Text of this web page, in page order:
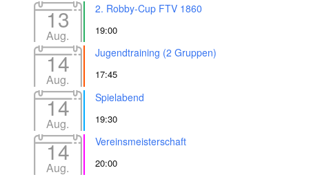
13
Aug.
2. Robby-Cup FTV 1860
19:00
14
Aug.
Jugendtraining (2 Gruppen)
17:45
14
Aug.
Spielabend
19:30
14
Aug.
Vereinsmeisterschaft
20:00